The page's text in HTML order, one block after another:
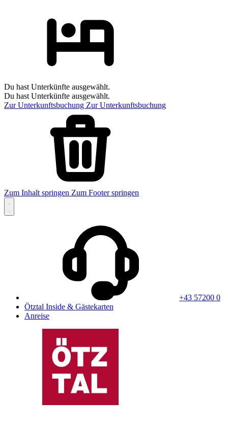
Du hast Unterkünfte ausgewählt.
Du hast Unterkünfte ausgewählt.
Zur Unterkunftsbuchung Zur Unterkunftsbuchung
Zum Inhalt springen Zum Footer springen
+43 57200 0
Ötztal Inside & Gästekarten
Anreise